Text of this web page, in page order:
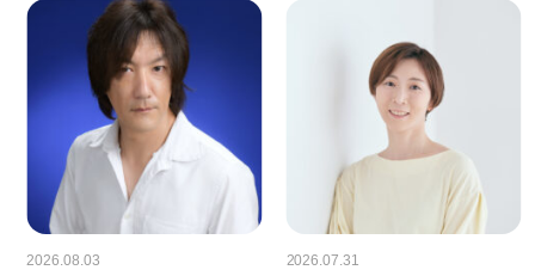
2026.08.03 2026.07.31